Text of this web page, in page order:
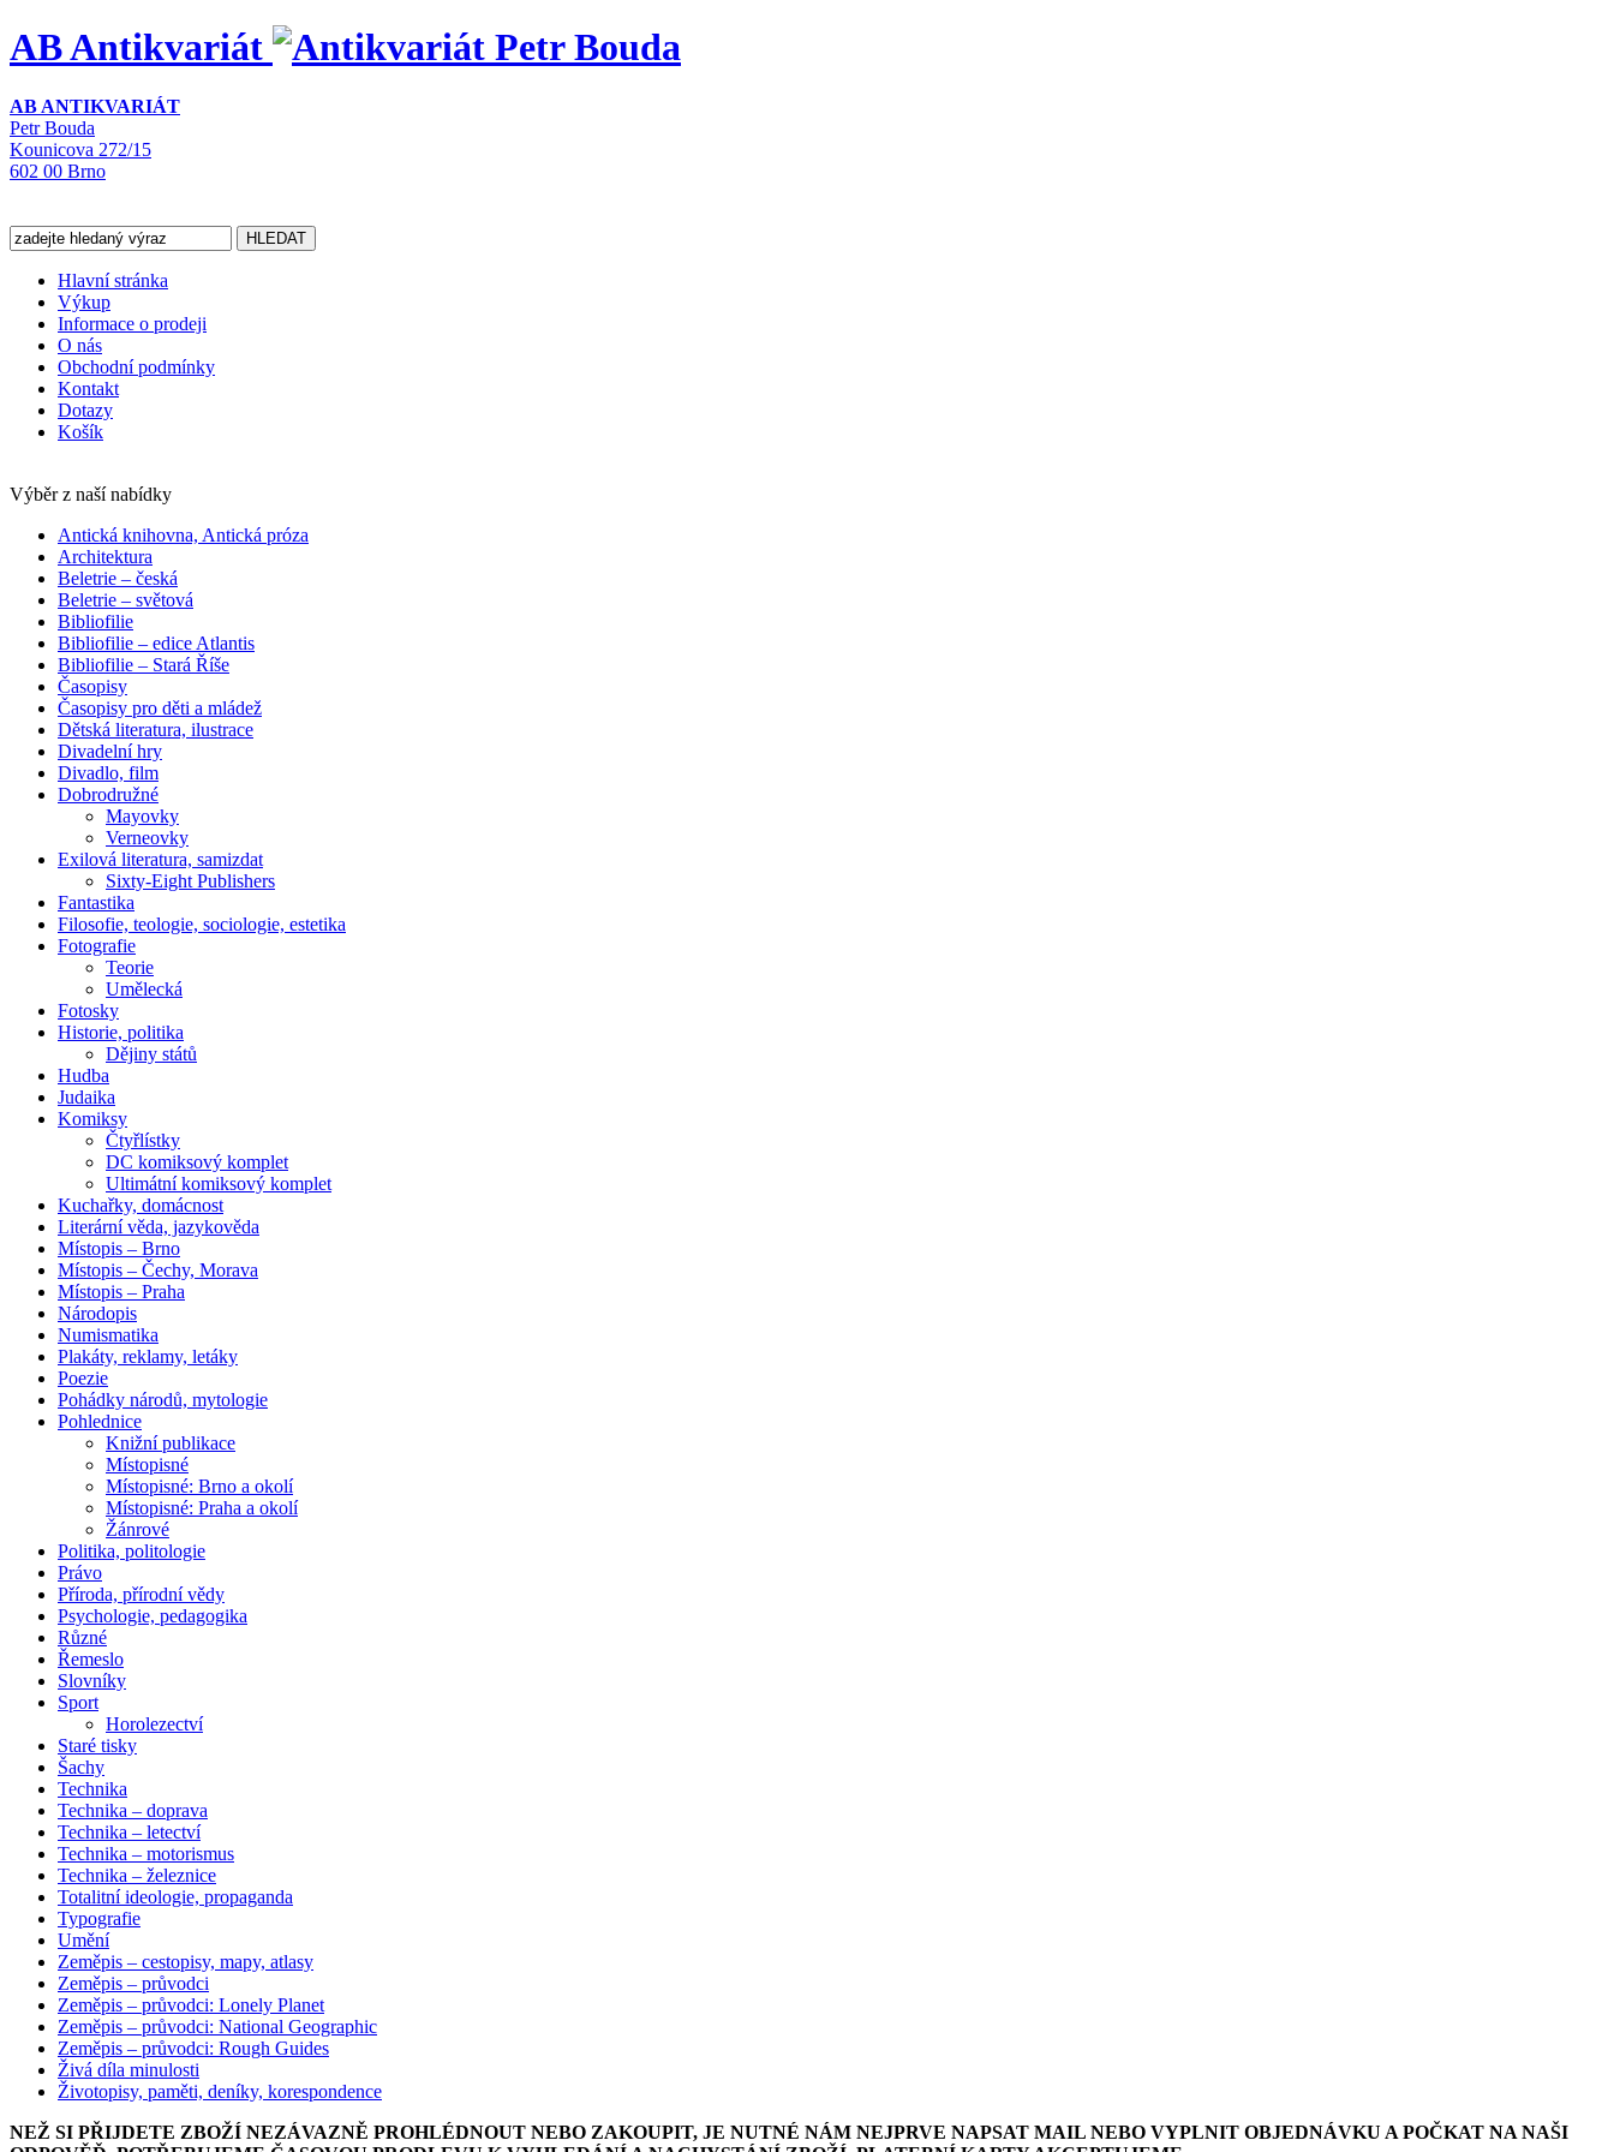
AB Antikvariát
AB ANTIKVARIÁT
Petr Bouda
Kounicova 272/15
602 00 Brno
Hlavní stránka
Výkup
Informace o prodeji
O nás
Obchodní podmínky
Kontakt
Dotazy
Košík
Výběr z naší nabídky
Antická knihovna, Antická próza
Architektura
Beletrie – česká
Beletrie – světová
Bibliofilie
Bibliofilie – edice Atlantis
Bibliofilie – Stará Říše
Časopisy
Časopisy pro děti a mládež
Dětská literatura, ilustrace
Divadelní hry
Divadlo, film
Dobrodružné
Mayovky
Verneovky
Exilová literatura, samizdat
Sixty-Eight Publishers
Fantastika
Filosofie, teologie, sociologie, estetika
Fotografie
Teorie
Umělecká
Fotosky
Historie, politika
Dějiny států
Hudba
Judaika
Komiksy
Čtyřlístky
DC komiksový komplet
Ultimátní komiksový komplet
Kuchařky, domácnost
Literární věda, jazykověda
Místopis – Brno
Místopis – Čechy, Morava
Místopis – Praha
Národopis
Numismatika
Plakáty, reklamy, letáky
Poezie
Pohádky národů, mytologie
Pohlednice
Knižní publikace
Místopisné
Místopisné: Brno a okolí
Místopisné: Praha a okolí
Žánrové
Politika, politologie
Právo
Příroda, přírodní vědy
Psychologie, pedagogika
Různé
Řemeslo
Slovníky
Sport
Horolezectví
Staré tisky
Šachy
Technika
Technika – doprava
Technika – letectví
Technika – motorismus
Technika – železnice
Totalitní ideologie, propaganda
Typografie
Umění
Zeměpis – cestopisy, mapy, atlasy
Zeměpis – průvodci
Zeměpis – průvodci: Lonely Planet
Zeměpis – průvodci: National Geographic
Zeměpis – průvodci: Rough Guides
Živá díla minulosti
Životopisy, paměti, deníky, korespondence
NEŽ SI PŘIJDETE ZBOŽÍ NEZÁVAZNĚ PROHLÉDNOUT NEBO ZAKOUPIT, JE NUTNÉ NÁM NEJPRVE NAPSAT MAIL NEBO VYPLNIT OBJEDNÁVKU A POČKAT NA NAŠI